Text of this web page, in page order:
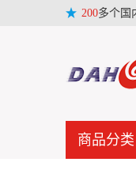
200多个国
商品分类